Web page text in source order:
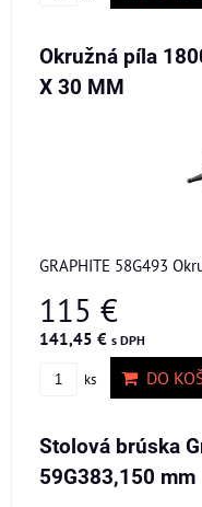
Okružná píla
X 30 MM
GRAPHITE 58G493
115 €
141,45 € s DPH
ks DO
Stolová brúska
59G383,150 mm